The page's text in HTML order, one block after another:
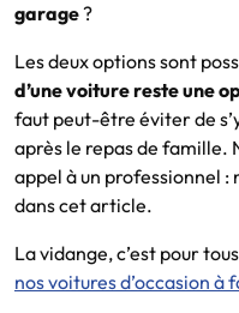
garage?
Les deux options sont
d’une voiture reste une
faut peut-être éviter de
après le repas de famille.
appel à un professionnel :
dans cet article.
La vidange, c’est pour
nos voitures d’occasion